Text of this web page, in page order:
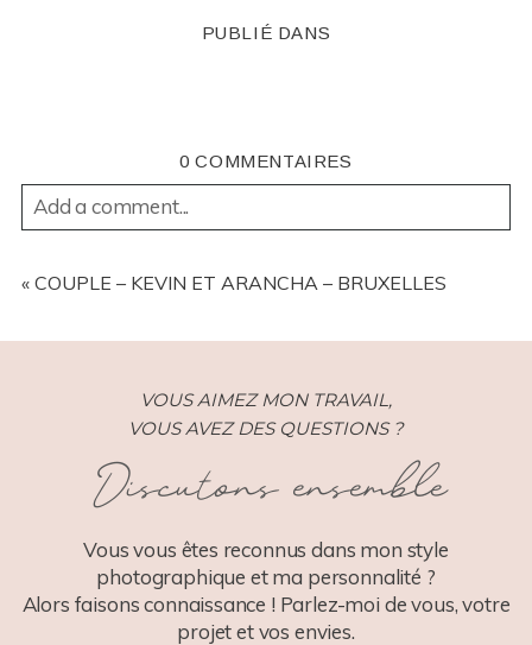
PUBLIÉ DANS
0 COMMENTAIRES
Add a comment...
REQUIRED FIELDS ARE MARKED *
« COUPLE – KEVIN ET ARANCHA – BRUXELLES
VOUS AIMEZ MON TRAVAIL,
VOUS AVEZ DES QUESTIONS ?
Discutons ensemble
Vous vous êtes reconnus dans mon style
photographique et ma personnalité ?
Alors faisons connaissance ! Parlez-moi de vous, votre
projet et vos envies.